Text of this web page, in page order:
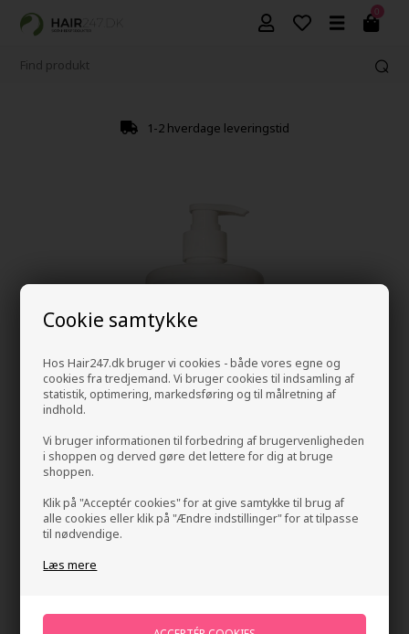
Cookie samtykke
Hos Hair247.dk bruger vi cookies - både vores egne og
cookies fra tredjemand. Vi bruger cookies til indsamling af
statistik, optimering, markedsføring og til målretning af
indhold.
Vi bruger informationen til forbedring af brugervenligheden
i shoppen og derved gøre det lettere for dig at bruge
shoppen.
Klik på "Acceptér cookies" for at give samtykke til brug af
alle cookies eller klik på "Ændre indstillinger" for at tilpasse
til nødvendige.
Læs mere
0
1-2 hverdage leveringstid